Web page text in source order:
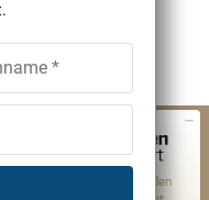
Garattoni
Datenschutz
Von Kunden
100%
auf ProvenExpert.com